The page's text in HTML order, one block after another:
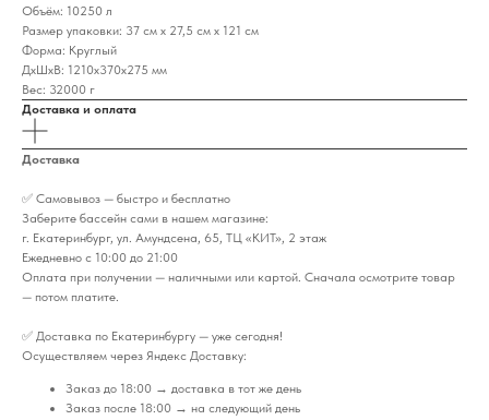
Объём: 10250 л
Размер упаковки: 37 см х 27,5 см х 121 см
Форма: Круглый
ДxШxВ: 1210x370x275 мм
Вес: 32000 г
Доставка и оплата
Доставка
✅ Самовывоз — быстро и бесплатно
Заберите бассейн сами в нашем магазине:
г. Екатеринбург, ул. Амундсена, 65, ТЦ «КИТ», 2 этаж
Ежедневно с 10:00 до 21:00
Оплата при получении — наличными или картой. Сначала осмотрите товар
— потом платите.
✅ Доставка по Екатеринбургу — уже сегодня!
Осуществляем через Яндекс Доставку:
Заказ до 18:00 → доставка в тот же день
Заказ после 18:00 → на следующий день